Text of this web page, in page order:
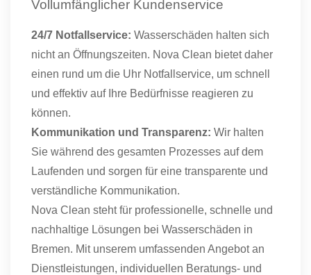
Vollumfänglicher Kundenservice
24/7 Notfallservice: Wasserschäden halten sich
nicht an Öffnungszeiten. Nova Clean bietet daher
einen rund um die Uhr Notfallservice, um schnell
und effektiv auf Ihre Bedürfnisse reagieren zu
können.
Kommunikation und Transparenz: Wir halten
Sie während des gesamten Prozesses auf dem
Laufenden und sorgen für eine transparente und
verständliche Kommunikation.
Nova Clean steht für professionelle, schnelle und
nachhaltige Lösungen bei Wasserschäden in
Bremen. Mit unserem umfassenden Angebot an
Dienstleistungen, individuellen Beratungs- und